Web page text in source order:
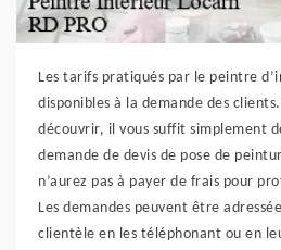
Les tarifs pratiqués par le peintre
disponibles à la demande des
découvrir, il vous suffit simplement
demande de devis de pose de
n’aurez pas à payer de frais pour
Les demandes peuvent être
clientèle en les téléphonant ou en